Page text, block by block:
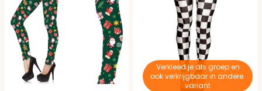
Verkleed je als groep en
ook verkrijgbaar in andere:
variant